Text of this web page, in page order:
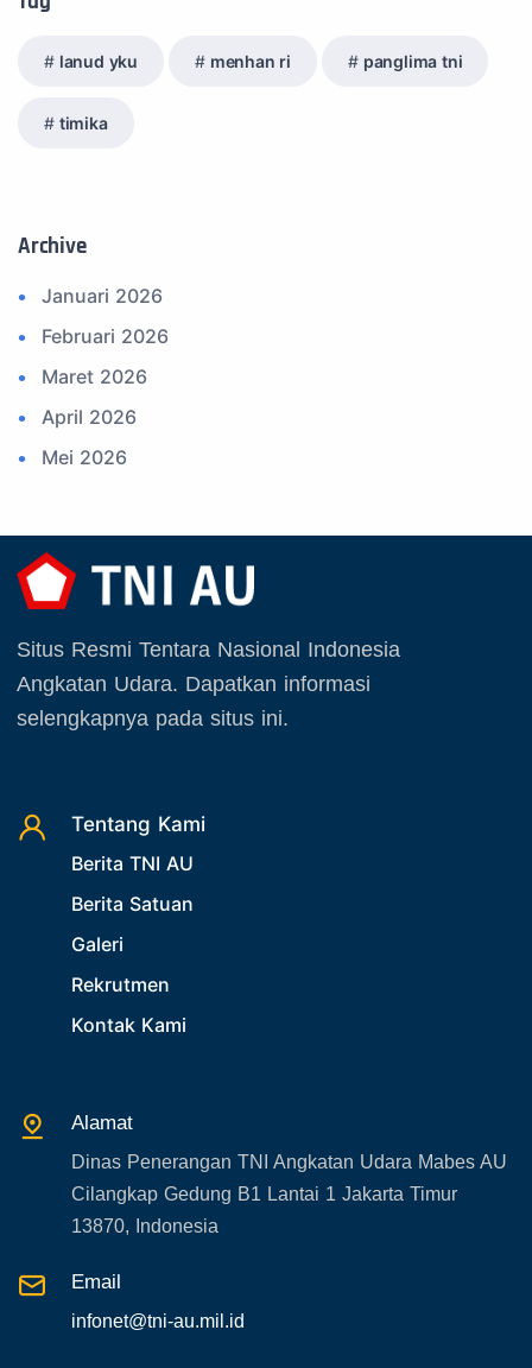
9. Tni au
10. Masalah anggota TNI AU
13. Satuan Karya Dirgantara - Pramuka
21. Latihan TNI AU
22. Latihan TNI
23. Operasi TNI
24. Operasi TNI AU
25. Agenda PIA Ardhya Garini
28. Bukan Berita TNI AU
35. Gangguan bandara
36. Kecelakaan pesawat TNI
37. Kecelakaan pesawat swasta
39. Gangguan KAMTIBMAS
lanud yku menhan ri panglima tni
timika
Archive
Januari 2026
Februari 2026
Maret 2026
April 2026
Mei 2026
Juli 2026
Agustus 2026
Oktober 2025
November 2025
Situs Resmi Tentara Nasional Indonesia
Angkatan Udara. Dapatkan informasi
selengkapnya pada situs ini.
Tentang Kami
Berita TNI AU
Berita Satuan
Galeri
Rekrutmen
Kontak Kami
Alamat
Dinas Penerangan TNI Angkatan Udara Mabes AU
Cilangkap Gedung B1 Lantai 1 Jakarta Timur
13870, Indonesia
Email
infonet@tni-au.mil.id